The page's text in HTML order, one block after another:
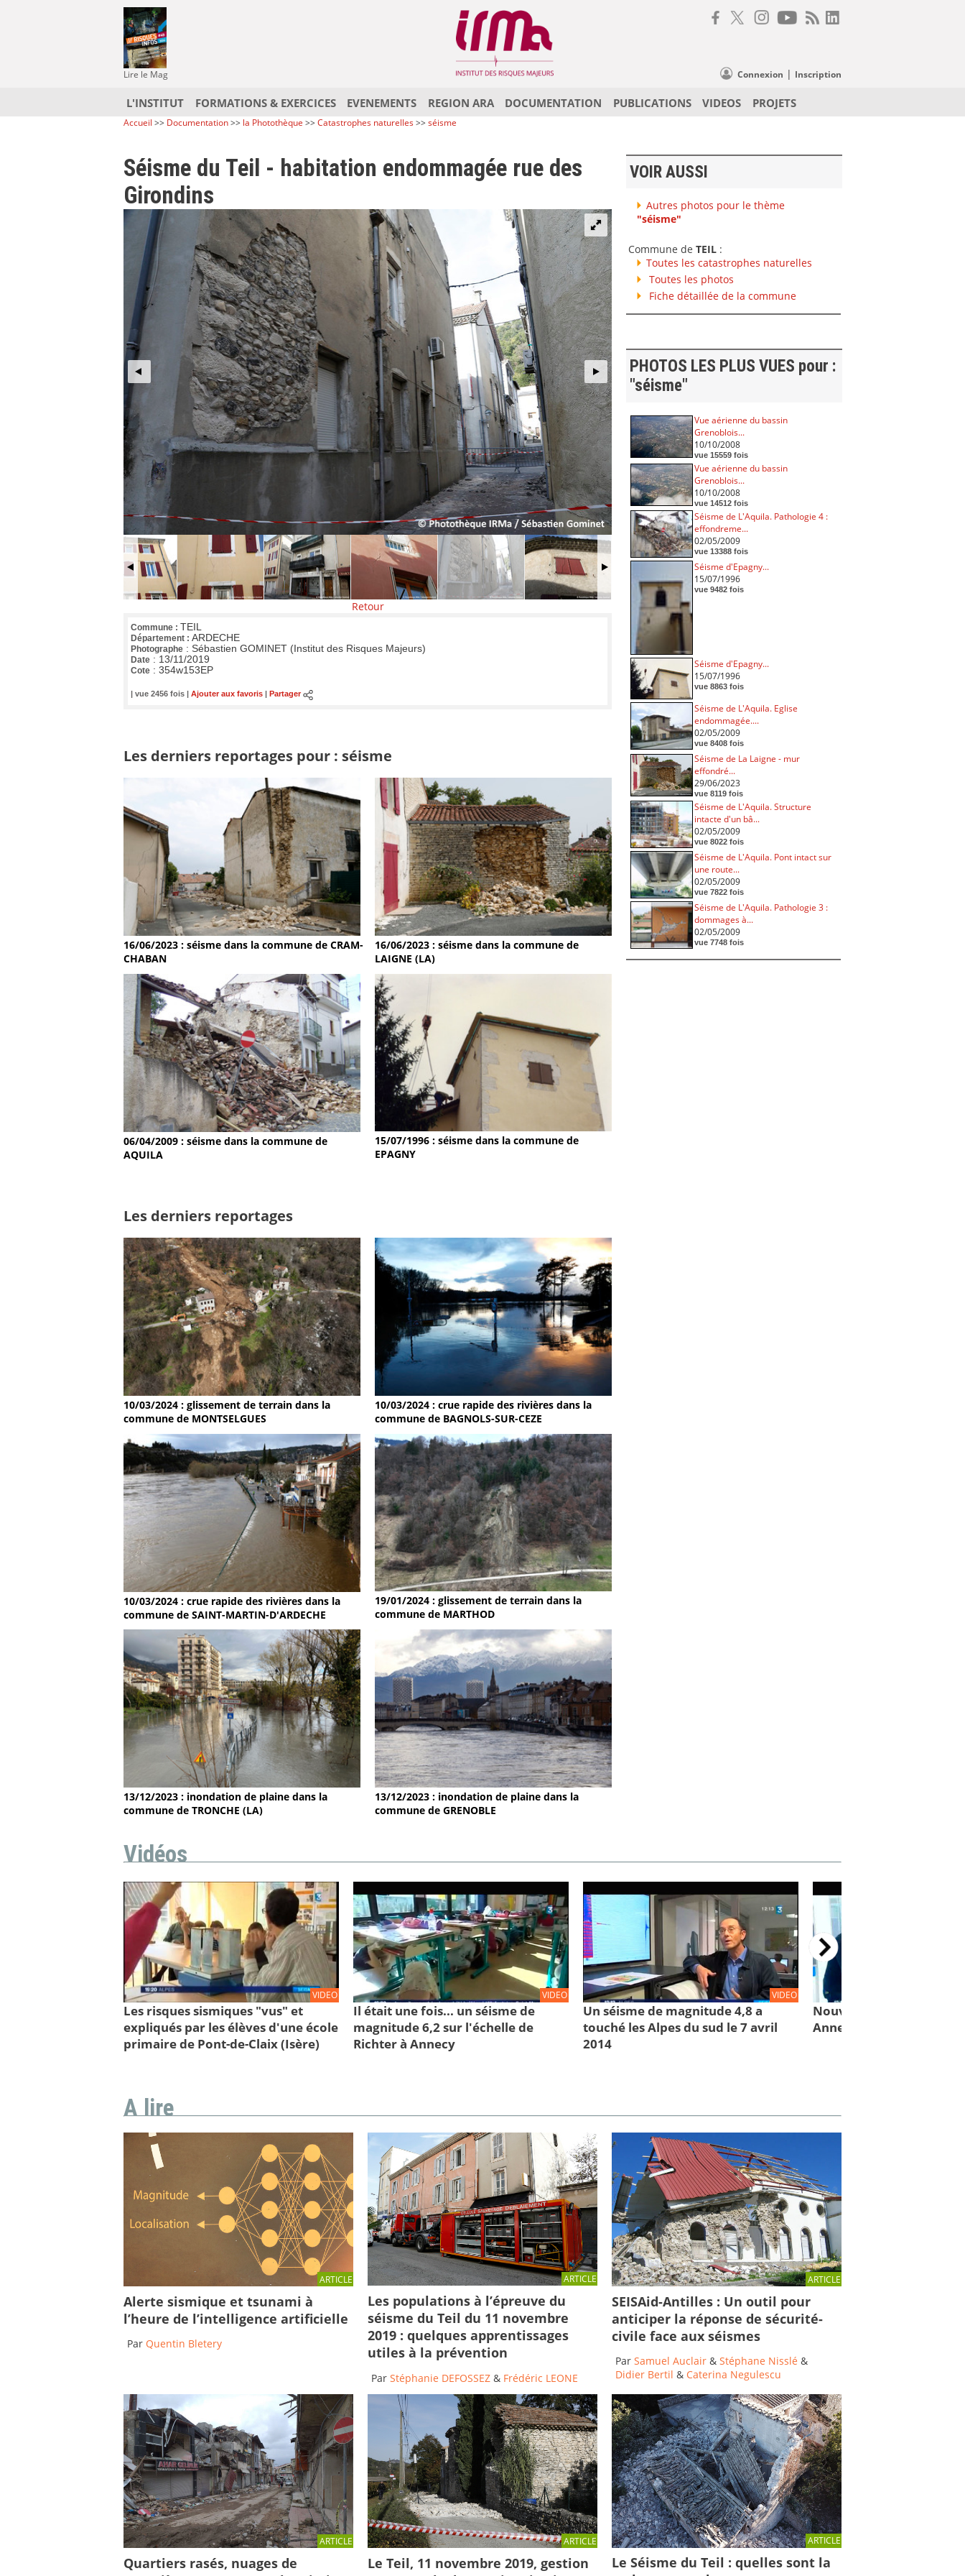
Lire le Mag Connexion | Inscription
L'INSTITUT FORMATIONS & EXERCICES EVENEMENTS REGION ARA DOCUMENTATION PUBLICATIONS VIDEOS PROJETS
Accueil >> Documentation>> la Photothèque >>Catastrophes naturelles>>séisme
Séisme du Teil - habitation endommagée rue des
Girondins
Retour
Commune : TEIL
Département : ARDECHE
Photographe : Sébastien GOMINET (Institut des Risques Majeurs)
Date : 13/11/2019
Cote : 354w153EP
| vue 2456 fois | Ajouter aux favoris Partager
Les derniers reportages pour : séisme
16/06/2023 : séisme dans la commune de CRAM-
CHABAN
16/06/2023 : séisme dans la commune de
LAIGNE (LA)
06/04/2009 : séisme dans la commune de
AQUILA
15/07/1996 : séisme dans la commune de
EPAGNY
Les derniers reportages
10/03/2024 : glissement de terrain dans la
commune de MONTSELGUES
10/03/2024 : crue rapide des rivières dans la
commune de BAGNOLS-SUR-CEZE
10/03/2024 : crue rapide des rivières dans la
commune de SAINT-MARTIN-D'ARDECHE
19/01/2024 : glissement de terrain dans la
commune de MARTHOD
13/12/2023 : inondation de plaine dans la
commune de TRONCHE (LA)
13/12/2023 : inondation de plaine dans la
commune de GRENOBLE
VOIR AUSSI
Autres photos pour le thème
"séisme"
Commune de TEIL:
Toutes les catastrophes naturelles
Toutes les photos
Fiche détaillée de la commune
PHOTOS LES PLUS VUES pour :
"séisme"
Vue aérienne du bassin
Grenoblois...
10/10/2008
vue 15559 fois
Vue aérienne du bassin
Grenoblois...
10/10/2008
vue 14512 fois
Séisme de L'Aquila. Pathologie 4 :
effondreme...
02/05/2009
vue 13388 fois
Séisme d'Epagny...
15/07/1996
vue 9482 fois
Séisme d'Epagny...
15/07/1996
vue 8863 fois
Séisme de L'Aquila. Eglise
endommagée....
02/05/2009
vue 8408 fois
Séisme de La Laigne - mur
effondré...
29/06/2023
vue 8119 fois
Séisme de L'Aquila. Structure
intacte d'un bâ...
02/05/2009
vue 8022 fois
Séisme de L'Aquila. Pont intact sur
une route...
02/05/2009
vue 7822 fois
Séisme de L'Aquila. Pathologie 3 :
dommages à...
02/05/2009
vue 7748 fois
Vidéos
VIDEO
Les risques sismiques "vus" et
expliqués par les élèves d'une école
primaire de Pont-de-Claix (Isère)
VIDEO
Il était une fois... un séisme de
magnitude 6,2 sur l'échelle de
Richter à Annecy
VIDEO
Un séisme de magnitude 4,8 a
touché les Alpes du sud le 7 avril
2014
Nouveau tremblement
Annecy
A lire
ARTICLE
Alerte sismique et tsunami à
l’heure de l’intelligence artificielle
Par Quentin Bletery
ARTICLE
Les populations à l’épreuve du
séisme du Teil du 11 novembre
2019 : quelques apprentissages
utiles à la prévention
Par Stéphanie DEFOSSEZ & Frédéric LEONE
ARTICLE
SEISAid-Antilles : Un outil pour
anticiper la réponse de sécurité-
civile face aux séismes
Par Samuel Auclair & Stéphane Nisslé &
Didier Bertil & Caterina Negulescu
ARTICLE
Quartiers rasés, nuages de
ARTICLE
Le Teil, 11 novembre 2019, gestion
ARTICLE
Le Séisme du Teil : quelles sont la